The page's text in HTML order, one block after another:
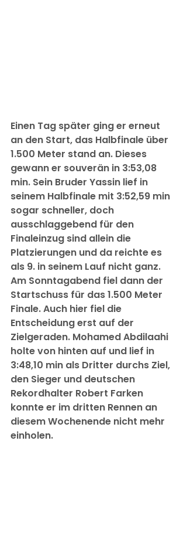
Einen Tag später ging er erneut
an den Start, das Halbfinale über
1.500 Meter stand an. Dieses
gewann er souverän in 3:53,08
min. Sein Bruder Yassin lief in
seinem Halbfinale mit 3:52,59 min
sogar schneller, doch
ausschlaggebend für den
Finaleinzug sind allein die
Platzierungen und da reichte es
als 9. in seinem Lauf nicht ganz.
Am Sonntagabend fiel dann der
Startschuss für das 1.500 Meter
Finale. Auch hier fiel die
Entscheidung erst auf der
Zielgeraden. Mohamed Abdilaahi
holte von hinten auf und lief in
3:48,10 min als Dritter durchs Ziel,
den Sieger und deutschen
Rekordhalter Robert Farken
konnte er im dritten Rennen an
diesem Wochenende nicht mehr
einholen.